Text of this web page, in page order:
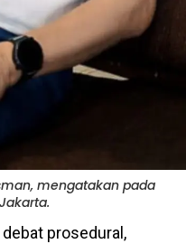
mengatakan pada
prosedural,